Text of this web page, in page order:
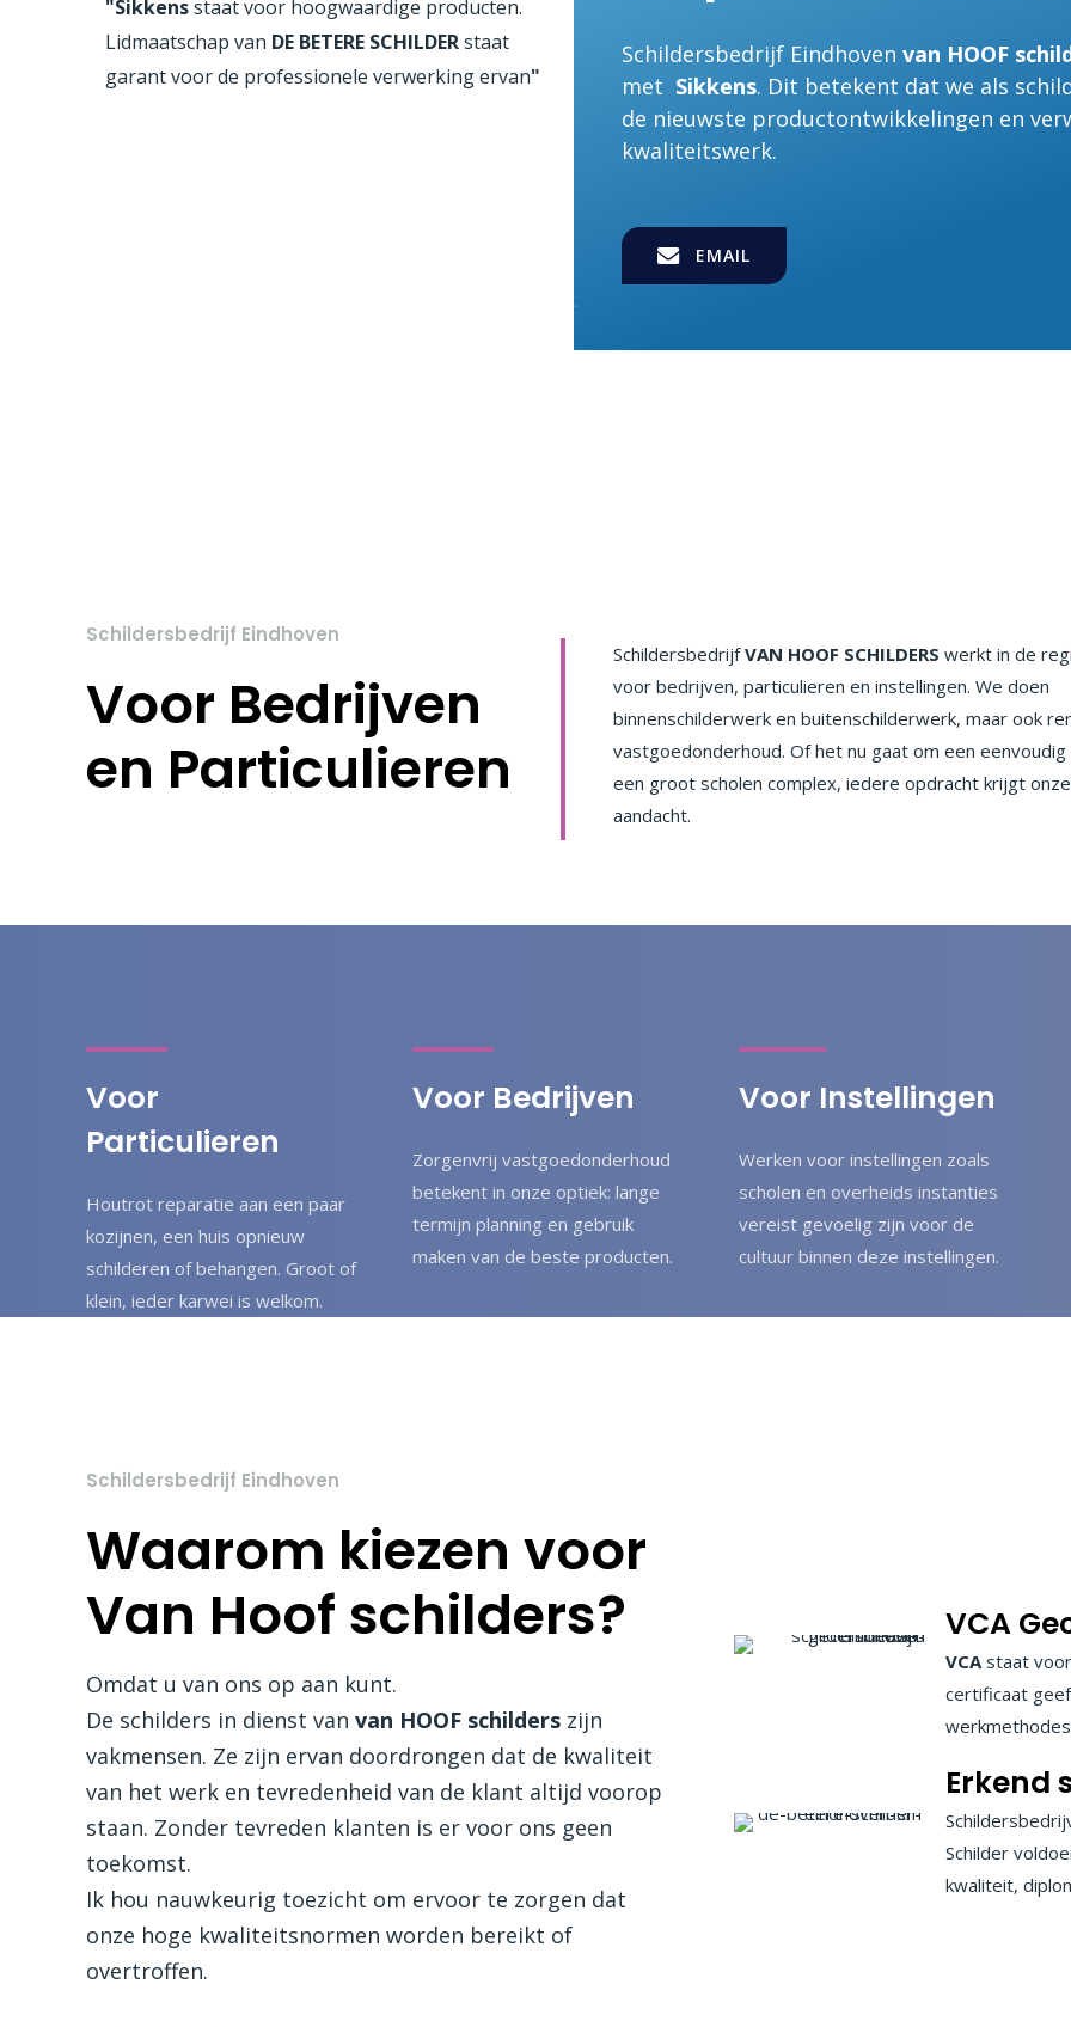
"Sikkensstaat voor hoogwaardige producten.
Lidmaatschap van DE BETERE SCHILDERstaat
garant voor de professionele verwerking ervan"
Schildersbedrijf Eindhovenvan HOOF
met Sikkens. Dit betekent dat we als
de nieuwste productontwikkelingen en
kwaliteitswerk.
EMAIL
.
Schildersbedrijf Eindhoven
Voor Bedrijven
en Particulieren
SchildersbedrijfVAN HOOF SCHILDERS werkt in de
voor bedrijven, particulieren en instellingen. We doen
binnenschilderwerk en buitenschilderwerk, maar ook
vastgoedonderhoud. Of het nu gaat om een
een groot scholen complex, iedere opdracht krijgt
aandacht.
Voor
Particulieren
Houtrot reparatie aan een paar
kozijnen, een huis opnieuw
schilderen of behangen. Groot of
klein, ieder karwei is welkom.
Voor Bedrijven
Zorgenvrij vastgoedonderhoud
betekent in onze optiek: lange
termijn planning en gebruik
maken van de beste producten.
Voor Instellingen
Werken voor instellingen zoals
scholen en overheids instanties
vereist gevoelig zijn voor de
cultuur binnen deze instellingen.
Schildersbedrijf Eindhoven
Waarom kiezen voor
Van Hoof schilders?
Omdat u van ons op aan kunt.
De schilders in dienst van van HOOF schilders zijn
vakmensen. Ze zijn ervan doordrongen dat de kwaliteit
van het werk en tevredenheid van de klant altijd voorop
staan. Zonder tevreden klanten is er voor ons geen
toekomst.
Ik hou nauwkeurig toezicht om ervoor te zorgen dat
onze hoge kwaliteitsnormen worden bereikt of
overtroffen.
VCA
VCAstaat voor
certificaat
Erkend
Schilder
kwaliteit,